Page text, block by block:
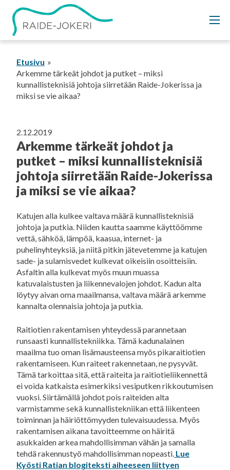
Siirry
sisältöön
Etusivu
Arkemme tärkeät johdot ja putket – miksi
kunnallisteknisiä johtoja siirretään Raide-Jokerissa ja
miksi se vie aikaa?
2.12.2019
Arkemme tärkeät johdot ja
putket – miksi kunnallisteknisiä
johtoja siirretään Raide-Jokerissa
ja miksi se vie aikaa?
Katujen alla kulkee valtava määrä kunnallisteknisiä
johtoja ja putkia. Niiden kautta saamme käyttöömme
vettä, sähköä, lämpöä, kaasua, internet- ja
puhelinyhteyksiä, ja niitä pitkin jätevetemme ja katujen
sade- ja sulamisvedet kulkevat oikeisiin osoitteisiin.
Asfaltin alla kulkevat myös muun muassa
katuvalaistusten ja liikennevalojen johdot. Kadun alta
löytyy aivan oma maailmansa, valtava määrä arkemme
kannalta olennaisia johtoja ja putkia.
Raitiotien rakentamisen yhteydessä parannetaan
runsaasti kunnallistekniikka. Tämä kadunalainen
maailma tuo oman lisämausteensa myös pikaraitiotien
rakentamiseen. Kun raiteet rakennetaan, ne pysyvät.
Tämä tarkoittaa sitä, että raiteita ja raitiotieliikennettä
ei voida katkaista esimerkiksi vesiputken rikkoutumisen
vuoksi. Siirtämällä johdot pois raiteiden alta
varmistamme sekä kunnallistekniikan että liikenteen
toiminnan ja häiriöttömyyden tulevaisuudessa. Myös
rakentamisen aikana tavoitteemme on häiritä
asukkaiden arkea mahdollisimman vähän ja samalla
tehdä rakennustyö mahdollisimman nopeasti. Lue
Kyösti Ratian blogiteksti aiheeseen liittyen